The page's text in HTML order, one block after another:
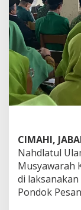
CIMAHI,
Nahdlatul
Musyawarah
di
Pondok